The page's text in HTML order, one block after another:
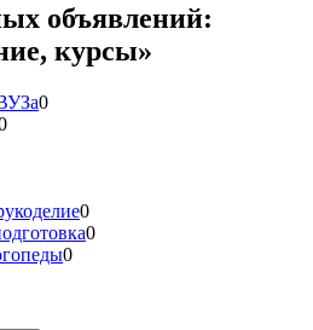
объявлений:
курсы»
0
0
0
0